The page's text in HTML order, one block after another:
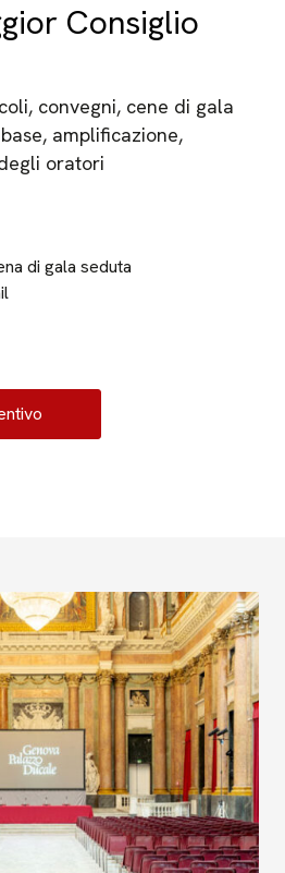
Consiglio
convegni, cene di gala
amplificazione,
oratori
di gala seduta